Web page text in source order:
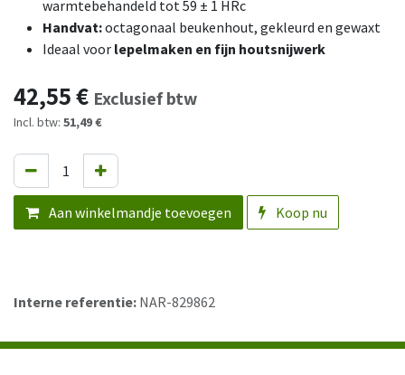
warmtebehandeld tot 59 ± 1 HRc
Handvat:octagonaal beukenhout, gekleurd en gewaxt
Ideaal voor lepelmaken en fijn houtsnijwerk
42,55€ Exclusief btw
Incl. btw: 51,49 €
Aan winkelmandje toevoegen Koop nu
Interne referentie: NAR-829862